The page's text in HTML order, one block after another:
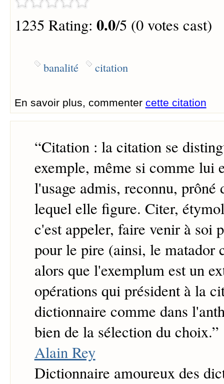
1235 Rating: 0.0/5 (0 votes cast)
banalité citation
En savoir plus, commenter cette citation
“Citation : la citation se
exemple, même si comme lui
l'usage admis, reconnu, prôné
lequel elle figure. Citer,
c'est appeler, faire venir à soi
pour le pire (ainsi, le matador
alors que l'exemplum est un
opérations qui président à la
dictionnaire comme dans
bien de la sélection du choix.”
Alain Rey
Dictionnaire amoureux des